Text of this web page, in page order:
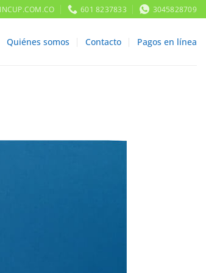
601 8237833 3045828709
Quiénes somos Contacto Pagos en línea